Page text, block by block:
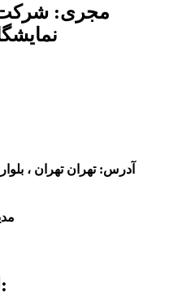
مجری: شرکت
آدرس:
لیست مشارکت کنندگان: